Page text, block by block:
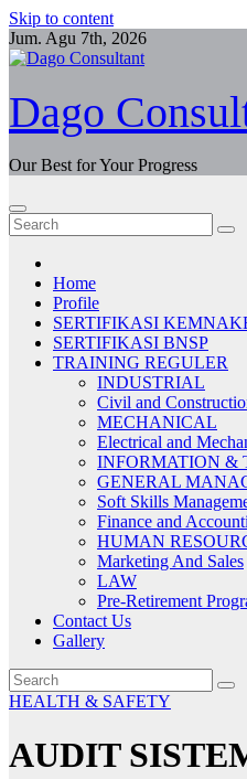
Skip to content
Jum. Agu 7th, 2026
Dago
Our Best for Your Progress
Home
Profile
SERTIFIKASI
SERTIFIKASI BNSP
TRAINING REGULER
INDUSTRIAL
Civil and
MECHANICAL
Electrical and
INFORMATION &
GENERAL
Soft Skills
Finance and
HUMAN
Marketing And Sales
LAW
Pre-Retirement
Contact Us
Gallery
HEALTH & SAFETY
AUDIT